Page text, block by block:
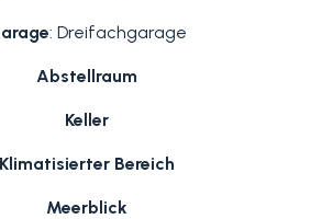
: Dreifachgarage
Abstellraum
Keller
Klimatisierter Bereich
Meerblick